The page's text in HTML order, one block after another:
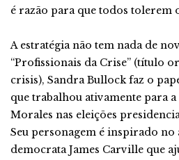
é razão para que todos tolerem
A estratégia não tem nada de
“Profissionais da Crise” (título
crisis), Sandra Bullock faz o
que trabalhou ativamente para
Morales nas eleições
Seu personagem é inspirado no
democrata James Carville que